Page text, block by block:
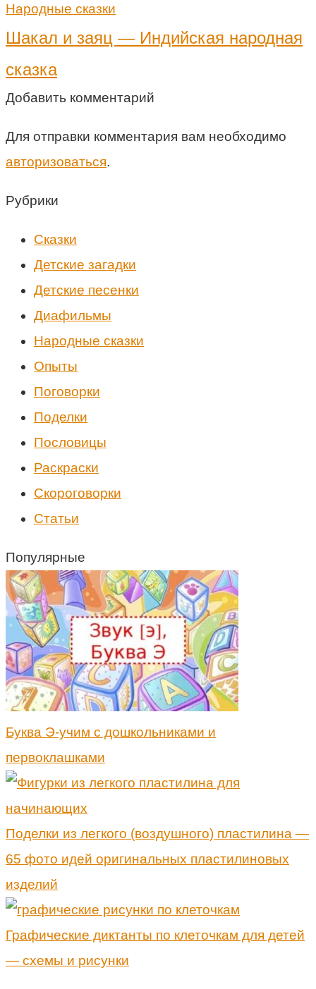
Народные сказки
Шакал и заяц — Индийская народная
сказка
Добавить комментарий
Для отправки комментария вам необходимо
авторизоваться.
Рубрики
Cказки
Детские загадки
Детские песенки
Диафильмы
Народные сказки
Опыты
Поговорки
Поделки
Пословицы
Раскраски
Скороговорки
Статьи
Популярные
Буква Э-учим с дошкольниками и
первоклашками
Поделки из легкого (воздушного) пластилина —
65 фото идей оригинальных пластилиновых
изделий
Графические диктанты по клеточкам для детей
— схемы и рисунки